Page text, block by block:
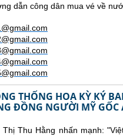
dẫn công dân mua vé về
THỐNG HOA KỲ KÝ
ĐỒNG NGƯỜI MỸ GỐC
Thu Hằng nhấn mạnh: